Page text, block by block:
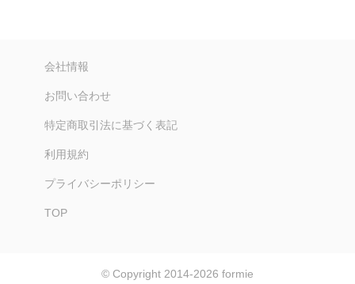
会社情報
お問い合わせ
特定商取引法に基づく表記
利用規約
プライバシーポリシー
TOP
© Copyright 2014-2026 formie